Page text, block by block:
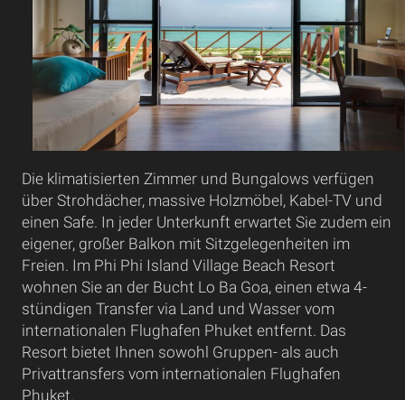
Die klimatisierten Zimmer und Bungalows verfügen
über Strohdächer, massive Holzmöbel, Kabel-TV und
einen Safe. In jeder Unterkunft erwartet Sie zudem ein
eigener, großer Balkon mit Sitzgelegenheiten im
Freien. Im Phi Phi Island Village Beach Resort
wohnen Sie an der Bucht Lo Ba Goa, einen etwa 4-
stündigen Transfer via Land und Wasser vom
internationalen Flughafen Phuket entfernt. Das
Resort bietet Ihnen sowohl Gruppen- als auch
Privattransfers vom internationalen Flughafen
Phuket.